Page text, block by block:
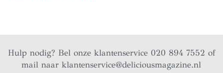
Hulp nodig? Bel onze klantenservice 020 894 7552 of
mail naarklantenservice@deliciousmagazine.nl